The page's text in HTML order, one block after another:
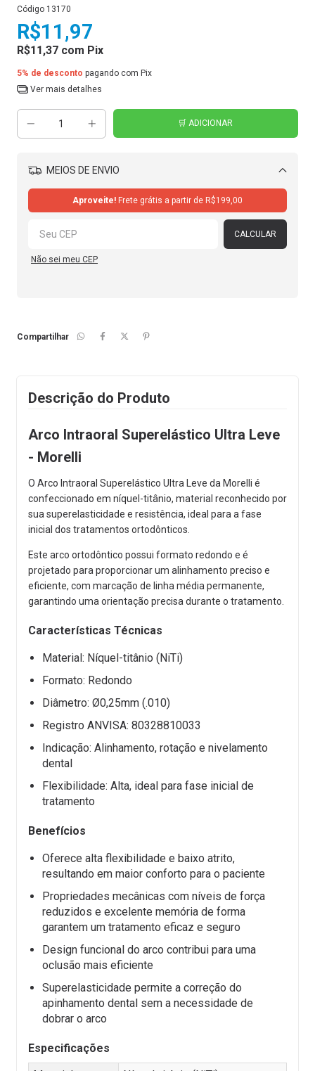
Código 13170
R$11,97
R$11,37 com Pix
5% de desconto pagando com Pix
Ver mais detalhes
MEIOS DE ENVIO
Aproveite! Frete grátis a partir de R$199,00
CALCULAR
Não sei meu CEP
Compartilhar
Descrição do Produto
Arco Intraoral Superelástico Ultra Leve
- Morelli
O Arco Intraoral Superelástico Ultra Leve da Morelli é
confeccionado em níquel-titânio, material reconhecido por
sua superelasticidade e resistência, ideal para a fase
inicial dos tratamentos ortodônticos.
Este arco ortodôntico possui formato redondo e é
projetado para proporcionar um alinhamento preciso e
eficiente, com marcação de linha média permanente,
garantindo uma orientação precisa durante o tratamento.
Características Técnicas
Material: Níquel-titânio (NiTi)
Formato: Redondo
Diâmetro: Ø0,25mm (.010)
Registro ANVISA: 80328810033
Indicação: Alinhamento, rotação e nivelamento
dental
Flexibilidade: Alta, ideal para fase inicial de
tratamento
Benefícios
Oferece alta flexibilidade e baixo atrito,
resultando em maior conforto para o paciente
Propriedades mecânicas com níveis de força
reduzidos e excelente memória de forma
garantem um tratamento eficaz e seguro
Design funcional do arco contribui para uma
oclusão mais eficiente
Superelasticidade permite a correção do
apinhamento dental sem a necessidade de
dobrar o arco
Especificações